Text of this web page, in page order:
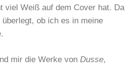
viel Weiß auf dem Cover hat. Da
ob ich es in meine
mir die Werke vonDusse,